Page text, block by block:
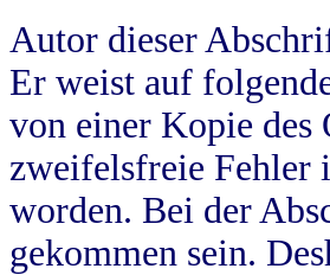
Autor dieser
Er weist auf
von einer Kopie
zweifelsfreie Fehler
worden. Bei der
gekommen sein.